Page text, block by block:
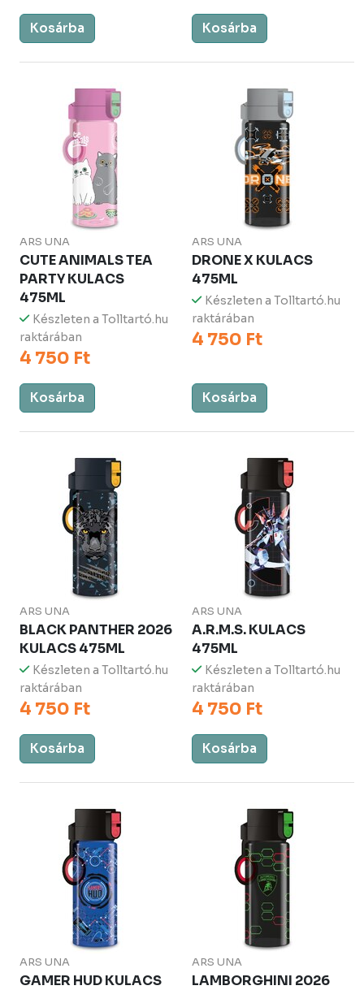
Kosárba Kosárba
ARS UNA
CUTE ANIMALS TEA
PARTY KULACS
475ML
Készleten a Tolltartó.hu
raktárában
4 750 Ft
Kosárba
ARS UNA
DRONE X KULACS
475ML
Készleten a Tolltartó.hu
raktárában
4 750 Ft
Kosárba
ARS UNA
BLACK PANTHER 2026
KULACS 475ML
Készleten a Tolltartó.hu
raktárában
4 750 Ft
Kosárba
ARS UNA
A.R.M.S. KULACS
475ML
Készleten a Tolltartó.hu
raktárában
4 750 Ft
Kosárba
ARS UNA
GAMER HUD KULACS
ARS UNA
LAMBORGHINI 2026